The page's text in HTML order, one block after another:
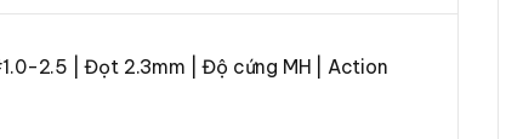
2.5 | Đọt 2.3mm | Độ cứng MH | Action